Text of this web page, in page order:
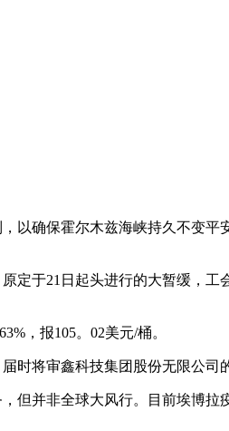
确保霍尔木兹海峡持久不变平
于21日起头进行的大暂缓，工
，报105。02美元/桶。
将审鑫科技集团股份无限公司
并非全球大风行。目前埃博拉